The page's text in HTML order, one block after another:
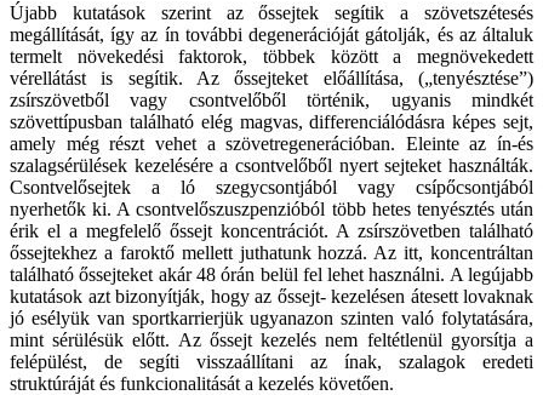
Újabb kutatások szerint az őssejtek segítik a szövetszétesés
megállítását, így az ín további degenerációját gátolják, és az általuk
termelt növekedési faktorok, többek között a megnövekedett
vérellátást is segítik. Az őssejteket előállítása, („tenyésztése”)
zsírszövetből vagy csontvelőből történik, ugyanis mindkét
szövettípusban található elég magvas, differenciálódásra képes sejt,
amely még részt vehet a szövetregenerációban. Eleinte az ín-és
szalagsérülések kezelésére a csontvelőből nyert sejteket használták.
Csontvelősejtek a ló szegycsontjából vagy csípőcsontjából
nyerhetők ki. A csontvelőszuszpenzióból több hetes tenyésztés után
érik el a megfelelő őssejt koncentrációt. A zsírszövetben található
őssejtekhez a faroktő mellett juthatunk hozzá. Az itt, koncentráltan
található őssejteket akár 48 órán belül fel lehet használni. A legújabb
kutatások azt bizonyítják, hogy az őssejt- kezelésen átesett lovaknak
jó esélyük van sportkarrierjük ugyanazon szinten való folytatására,
mint sérülésük előtt. Az őssejt kezelés nem feltétlenül gyorsítja a
felépülést, de segíti visszaállítani az ínak, szalagok eredeti
struktúráját és funkcionalitását a kezelés követően.